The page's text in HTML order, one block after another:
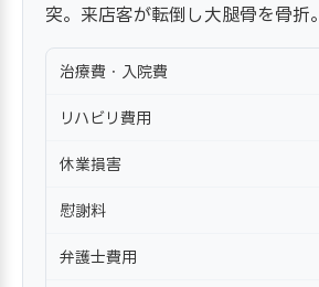
突。来店客が転倒し大腿骨を骨折。
治療費・入院費
リハビリ費用
休業損害
慰謝料
弁護士費用